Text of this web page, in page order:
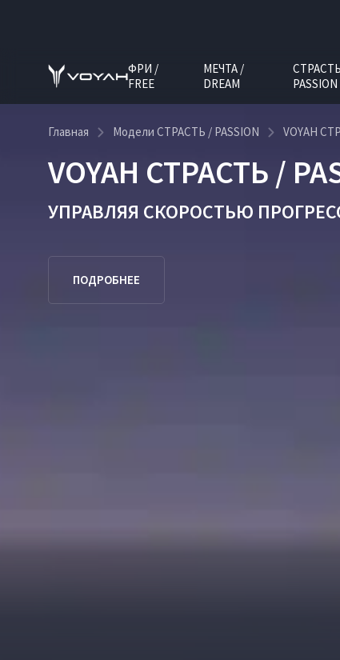
ФРИ /
FREE
МЕЧТА /
DREAM
PASSION
Главная Модели СТРАСТЬ / PASSION VOYAH
VOYAH СТРАСТЬ /
УПРАВЛЯЯ СКОРОСТЬЮ
ПОДРОБНЕЕ